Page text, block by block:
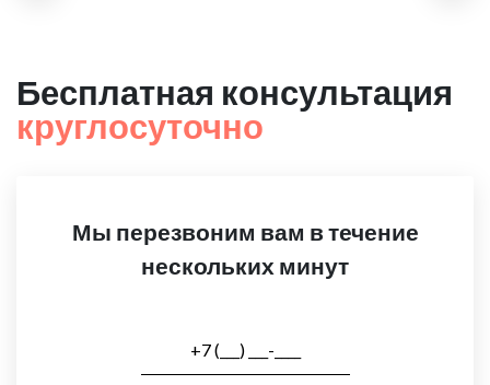
Бесплатная консультация
круглосуточно
Мы перезвоним вам в течение
нескольких минут